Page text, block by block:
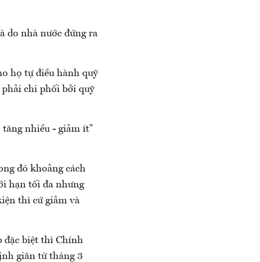
do nhà nước đứng ra
họ tự điều hành quỹ
phải chi phối bởi quỹ
nhiều - giảm ít”
đó khoảng cách
hạn tối đa nhưng
thì cứ giảm và
đặc biệt thì Chính
giãn từ tháng 3